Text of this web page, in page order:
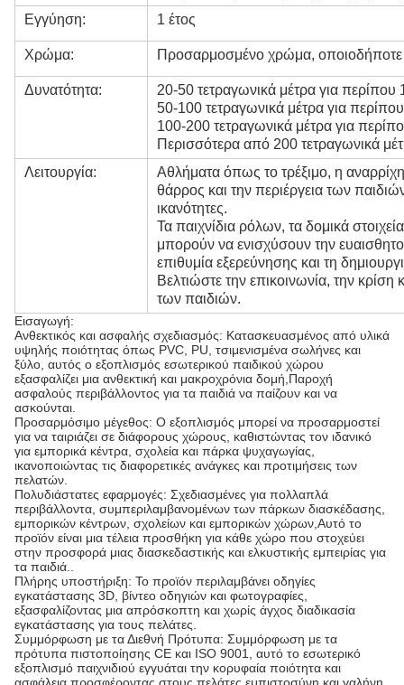
Εγγύηση:
1 έτος
Χρώμα: Προσαρμοσμένο χρώμα, οποιοδήποτε
Δυνατότητα:
20-50 τετραγωνικά μέτρα για περίπου
50-100 τετραγωνικά μέτρα για
100-200 τετραγωνικά μέτρα για
Περισσότερα από 200 τετραγωνικά
Λειτουργία:
Αθλήματα όπως το τρέξιμο, η
θάρρος και την περιέργεια των
ικανότητες.
Τα παιχνίδια ρόλων, τα δομικά
μπορούν να ενισχύσουν την
επιθυμία εξερεύνησης και τη
Βελτιώστε την επικοινωνία, την
των παιδιών.
Εισαγωγή:
Ανθεκτικός και ασφαλής σχεδιασμός: Κατασκευασμένος από υλικά
υψηλής ποιότητας όπως PVC, PU, τσιμενισμένα σωλήνες και
ξύλο, αυτός ο εξοπλισμός εσωτερικού παιδικού χώρου
εξασφαλίζει μια ανθεκτική και μακροχρόνια δομή,Παροχή
ασφαλούς περιβάλλοντος για τα παιδιά να παίζουν και να
ασκούνται.
Προσαρμόσιμο μέγεθος: Ο εξοπλισμός μπορεί να προσαρμοστεί
για να ταιριάζει σε διάφορους χώρους, καθιστώντας τον ιδανικό
για εμπορικά κέντρα, σχολεία και πάρκα ψυχαγωγίας,
ικανοποιώντας τις διαφορετικές ανάγκες και προτιμήσεις των
πελατών.
Πολυδιάστατες εφαρμογές: Σχεδιασμένες για πολλαπλά
περιβάλλοντα, συμπεριλαμβανομένων των πάρκων διασκέδασης,
εμπορικών κέντρων, σχολείων και εμπορικών χώρων,Αυτό το
προϊόν είναι μια τέλεια προσθήκη για κάθε χώρο που στοχεύει
στην προσφορά μιας διασκεδαστικής και ελκυστικής εμπειρίας για
τα παιδιά..
Πλήρης υποστήριξη: Το προϊόν περιλαμβάνει οδηγίες
εγκατάστασης 3D, βίντεο οδηγιών και φωτογραφίες,
εξασφαλίζοντας μια απρόσκοπτη και χωρίς άγχος διαδικασία
εγκατάστασης για τους πελάτες.
Συμμόρφωση με τα Διεθνή Πρότυπα: Συμμόρφωση με τα
πρότυπα πιστοποίησης CE και ISO 9001, αυτό το εσωτερικό
εξοπλισμό παιχνιδιού εγγυάται την κορυφαία ποιότητα και